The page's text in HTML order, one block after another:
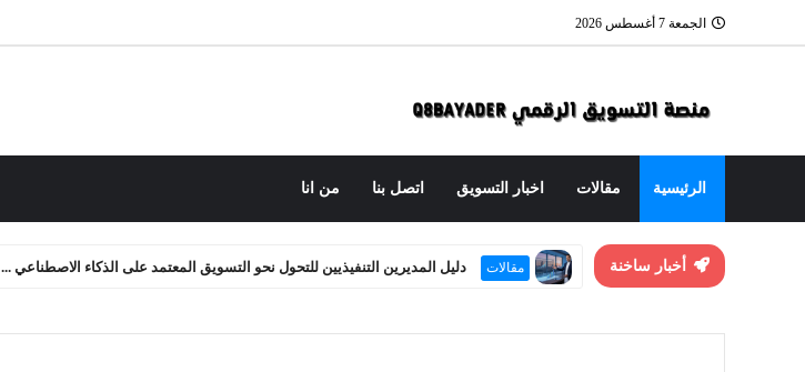
الجمعة 7 أغسطس 2026
الرئيسية مقالات اخبار التسويق اتصل بنا من انا
أخبار ساخنة مقالات العنوان الاستراتيجي: هندسة التدفق النقدي: كيف أعدنا صياغة الأصول الرقمية ...